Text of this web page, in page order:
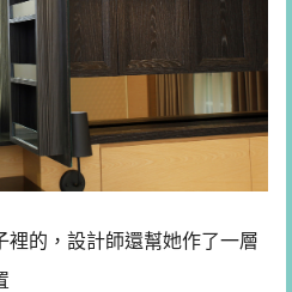
裡的，設計師還幫她作了一層